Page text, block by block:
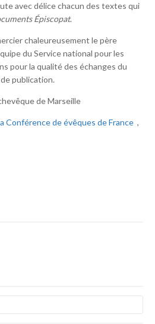
avec délice chacun des textes qui
Épiscopat.
chaleureusement le père
du Service national pour les
pour la qualité des échanges du
publication.
de Marseille
Conférence de évêques de France ,